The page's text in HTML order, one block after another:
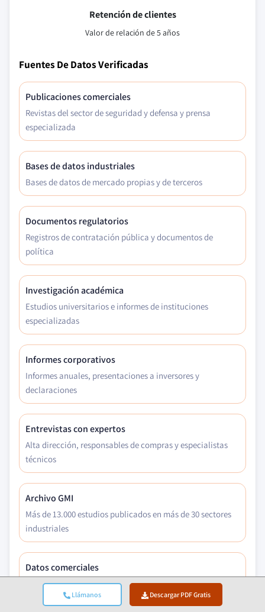
Llámanos Descargar PDF Gratis
Retención de clientes
Valor de relación de 5 años
Fuentes De Datos Verificadas
Publicaciones comerciales
Revistas del sector de seguridad y defensa y prensa
especializada
Bases de datos industriales
Bases de datos de mercado propias y de terceros
Documentos regulatorios
Registros de contratación pública y documentos de
política
Investigación académica
Estudios universitarios e informes de instituciones
especializadas
Informes corporativos
Informes anuales, presentaciones a inversores y
declaraciones
Entrevistas con expertos
Alta dirección, responsables de compras y especialistas
técnicos
Archivo GMI
Más de 13.000 estudios publicados en más de 30 sectores
industriales
Datos comerciales
Volúmenes de importación/exportación, códigos HS y
registros aduaneros